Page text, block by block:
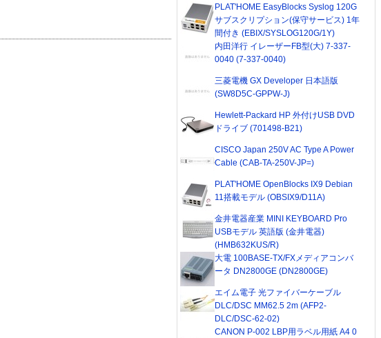
PLAT'HOME EasyBlocks Syslog 120G
サブスクリプション(保守サービス) 1年
間付き (EBIX/SYSLOG120G/1Y)
内田洋行 イレーザーFB型(大) 7-337-
0040 (7-337-0040)
三菱電機 GX Developer 日本語版
(SW8D5C-GPPW-J)
Hewlett-Packard HP 外付けUSB DVD
ドライブ (701498-B21)
CISCO Japan 250V AC Type A Power
Cable (CAB-TA-250V-JP=)
PLAT'HOME OpenBlocks IX9 Debian
11搭載モデル (OBSIX9/D11A)
金井電器産業 MINI KEYBOARD Pro
USBモデル 英語版 (金井電器)
(HMB632KUS/R)
大電 100BASE-TX/FXメディアコンバ
ータ DN2800GE (DN2800GE)
エイム電子 光ファイバーケーブル
DLC/DSC MM62.5 2m (AFP2-
DLC/DSC-62-02)
CANON P-002 LBP用ラベル用紙 A4 0